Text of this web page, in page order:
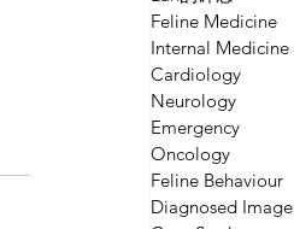
Feline Medicine
Internal Medicine
Cardiology
Neurology
Emergency
Oncology
Feline Behaviour
Diagnosed Image